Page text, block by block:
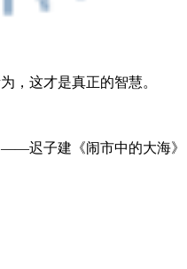
，这才是真正的智慧。
——迟子建《闹市中的大海》